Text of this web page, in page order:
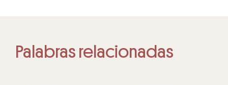
Palabras relacionadas